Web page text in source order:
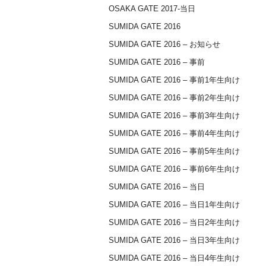
OSAKA GATE 2017-当日
SUMIDA GATE 2016
SUMIDA GATE 2016 – お知らせ
SUMIDA GATE 2016 – 事前
SUMIDA GATE 2016 – 事前1年生向け
SUMIDA GATE 2016 – 事前2年生向け
SUMIDA GATE 2016 – 事前3年生向け
SUMIDA GATE 2016 – 事前4年生向け
SUMIDA GATE 2016 – 事前5年生向け
SUMIDA GATE 2016 – 事前6年生向け
SUMIDA GATE 2016 – 当日
SUMIDA GATE 2016 – 当日1年生向け
SUMIDA GATE 2016 – 当日2年生向け
SUMIDA GATE 2016 – 当日3年生向け
SUMIDA GATE 2016 – 当日4年生向け